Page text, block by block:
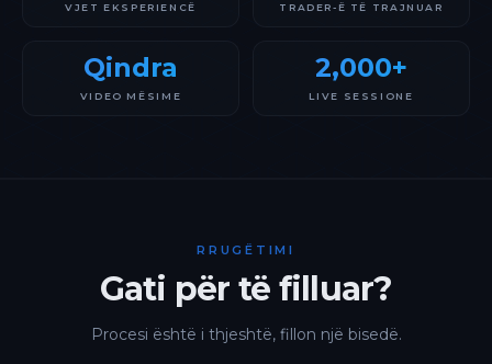
VJET EKSPERIENCË TRADER-Ë TË TRAJNUAR
Qindra
VIDEO MËSIME
2,000+
LIVE SESSIONE
RRUGËTIMI
Gati për të filluar?
Procesi është i thjeshtë, fillon një bisedë.